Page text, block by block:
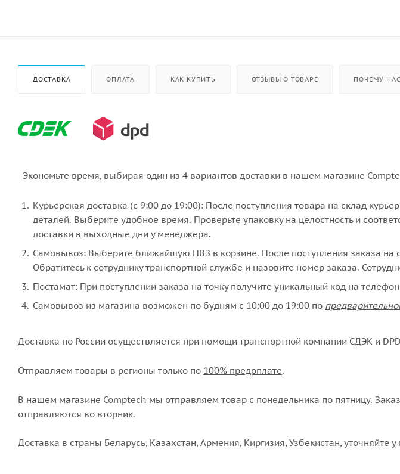
ДОСТАВКА ОПЛАТА КАК КУПИТЬ ОТЗЫВЫ О ТОВАРЕ ПОЧЕМУ
Экономьте время, выбирая один из 4 вариантов доставки в нашем магазине
Курьерская доставка (с 9:00 до 19:00): После поступления товара на склад
деталей. Выберите удобное время. Проверьте упаковку на целостность и
доставки в выходные дни у менеджера.
Самовывоз: Выберите ближайшую ПВЗ в корзине. После поступления заказа на
Обратитесь к сотруднику транспортной службе и назовите номер заказа.
Постамат: При поступлении заказа на точку получите уникальный код на
Самовывоз из магазина возможен по будням с 10:00 до 19:00 по
Доставка по России осуществляется при помощи транспортной компании СДЭК и
Отправляем товары в регионы только по 100% предоплате.
В нашем магазине Comptech мы отправляем товар с понедельника по пятницу.
отправляются во вторник.
Доставка в страны Беларусь, Казахстан, Армения, Киргизия, Узбекистан, уточняйте